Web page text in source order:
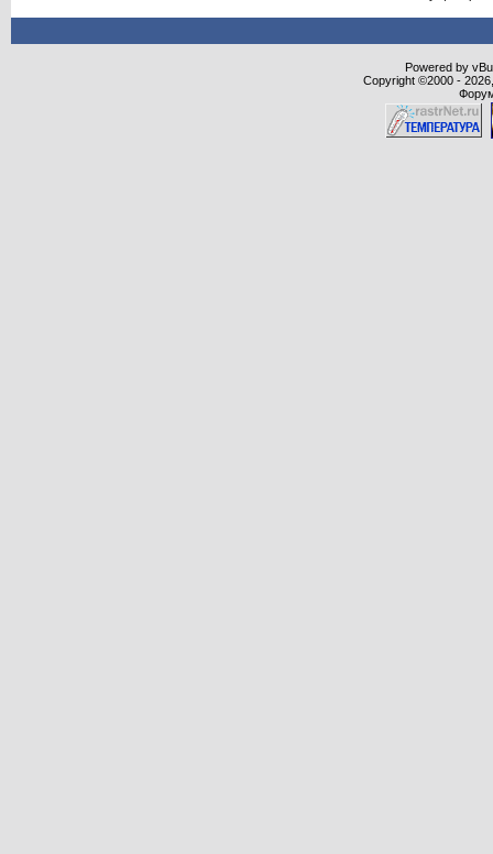
Powered by
Copyright ©2000 -